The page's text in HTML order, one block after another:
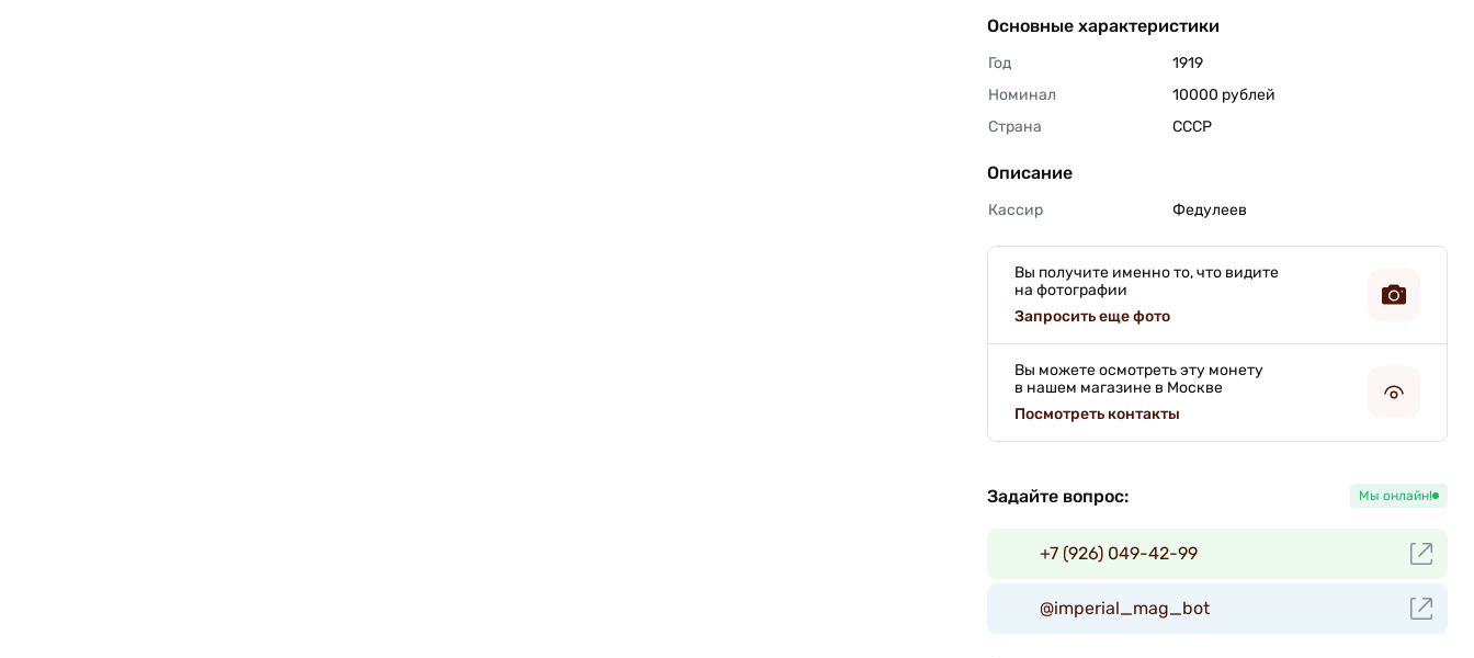
Основные характеристики
Год
1919
Номинал
10000 рублей
Страна
СССР
Описание
Кассир Федулеев
Вы получите именно то, что видите
на фотографии
Запросить еще фото
Вы можете осмотреть эту монету
в нашем магазине в Москве
Посмотреть контакты
Задайте вопрос: Мы онлайн!
+7 (926) 049-42-99
@imperial_mag_bot